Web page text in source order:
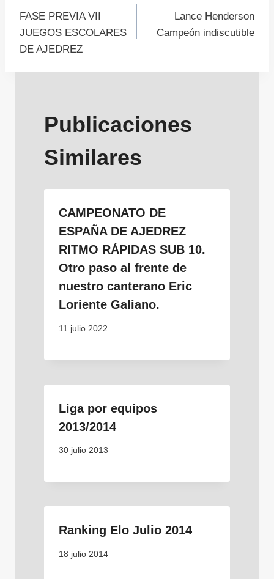
de
entradas
FASE PREVIA VII
JUEGOS ESCOLARES
DE AJEDREZ
Lance Henderson
Campeón indiscutible
Publicaciones
Similares
CAMPEONATO DE
ESPAÑA DE AJEDREZ
RITMO RÁPIDAS SUB 10.
Otro paso al frente de
nuestro canterano Eric
Loriente Galiano.
11 julio 2022
Liga por equipos
2013/2014
30 julio 2013
Ranking Elo Julio 2014
18 julio 2014